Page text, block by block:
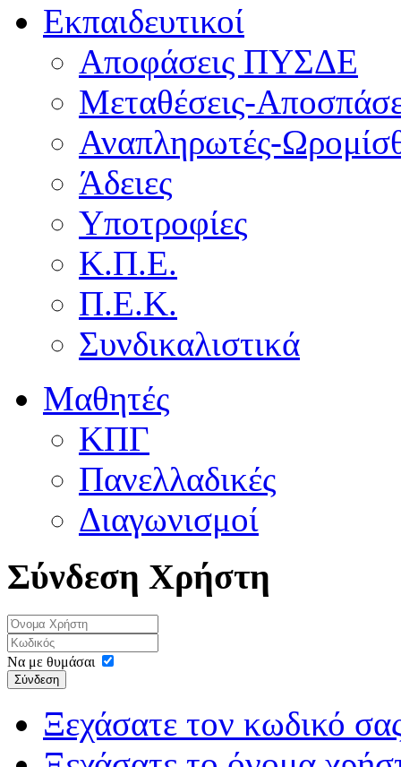
Εκπαιδευτικοί
Αποφάσεις ΠΥΣΔΕ
Μεταθέσεις-
Αναπληρωτές-
Άδειες
Υποτροφίες
Κ.Π.Ε.
Π.Ε.Κ.
Συνδικαλιστικά
Μαθητές
ΚΠΓ
Πανελλαδικές
Διαγωνισμοί
Σύνδεση Χρήστη
Να με θυμάσαι
Σύνδεση
Ξεχάσατε τον κωδικό